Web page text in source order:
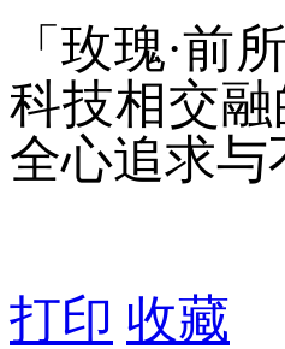
「玫瑰·前
科技相交
全心追求
打印 收藏